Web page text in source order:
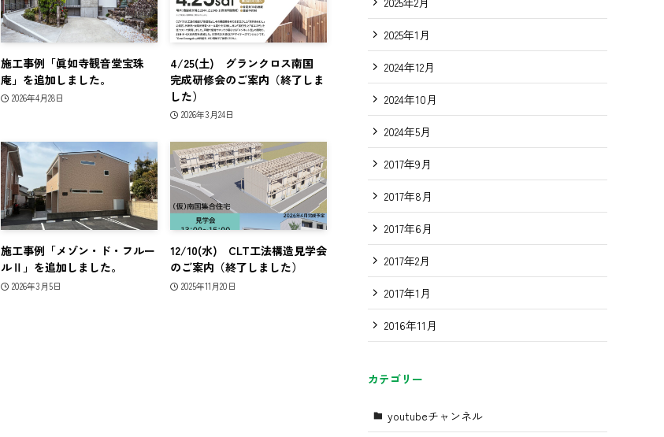
施工事例「眞如寺観音堂宝珠
庵」を追加しました。
2026年4月28日
4/25(土) グランクロス南国
完成研修会のご案内（終了しま
した）
2026年3月24日
施工事例「メゾン・ド・フルー
ルⅡ」を追加しました。
2026年3月5日
12/10(水) CLT工法構造見学会
のご案内（終了しました）
2025年11月20日
2025年1月
2024年12月
2024年10月
2024年5月
2017年9月
2017年8月
2017年6月
2017年2月
2017年1月
2016年11月
カテゴリー
youtubeチャンネル